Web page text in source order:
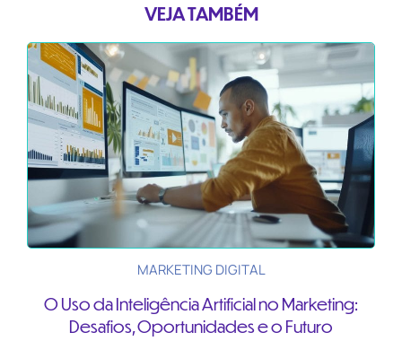
VEJA TAMBÉM
MARKETING DIGITAL
O Uso da Inteligência Artificial no Marketing:
Desafios, Oportunidades e o Futuro